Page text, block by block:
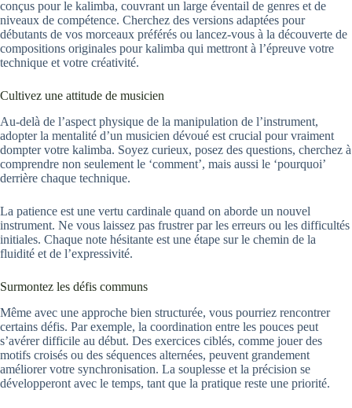
conçus pour le kalimba, couvrant un large éventail de genres et de
niveaux de compétence. Cherchez des versions adaptées pour
débutants de vos morceaux préférés ou lancez-vous à la découverte de
compositions originales pour kalimba qui mettront à l’épreuve votre
technique et votre créativité.
Cultivez une attitude de musicien
Au-delà de l’aspect physique de la manipulation de l’instrument,
adopter la mentalité d’un musicien dévoué est crucial pour vraiment
dompter votre kalimba. Soyez curieux, posez des questions, cherchez à
comprendre non seulement le ‘comment’, mais aussi le ‘pourquoi’
derrière chaque technique.
La patience est une vertu cardinale quand on aborde un nouvel
instrument. Ne vous laissez pas frustrer par les erreurs ou les difficultés
initiales. Chaque note hésitante est une étape sur le chemin de la
fluidité et de l’expressivité.
Surmontez les défis communs
Même avec une approche bien structurée, vous pourriez rencontrer
certains défis. Par exemple, la coordination entre les pouces peut
s’avérer difficile au début. Des exercices ciblés, comme jouer des
motifs croisés ou des séquences alternées, peuvent grandement
améliorer votre synchronisation. La souplesse et la précision se
développeront avec le temps, tant que la pratique reste une priorité.